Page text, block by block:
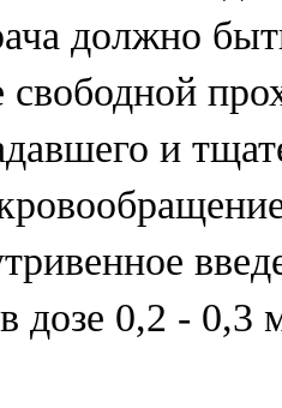
должно
свободной
и
дозе 0,2 - 0,3